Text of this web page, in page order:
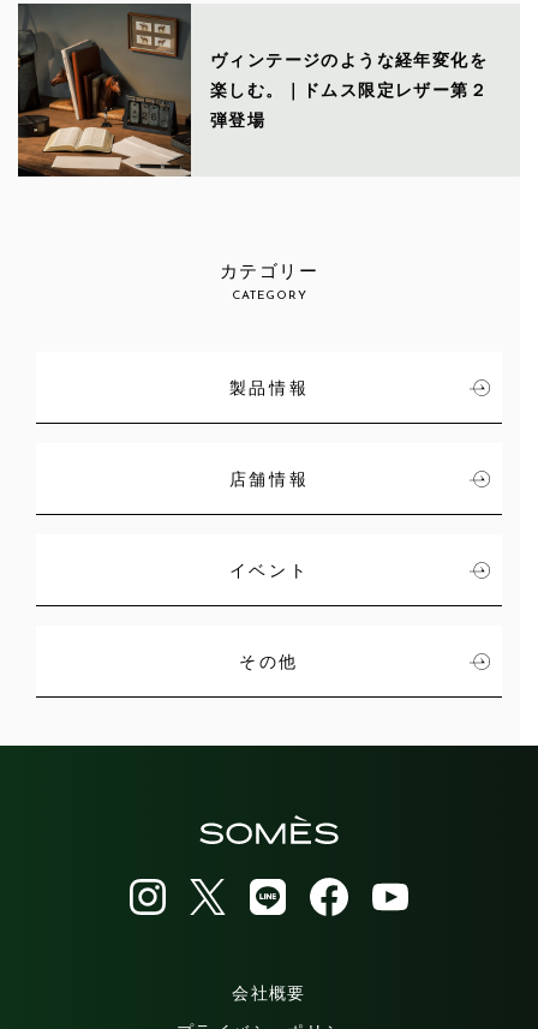
ヴィンテージのような経年変化を
楽しむ。｜ドムス限定レザー第２
弾登場
カテゴリー
CATEGORY
製品情報
店舗情報
イベント
その他
会社概要